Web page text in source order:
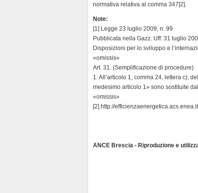
normativa relativa al comma 347[2].
Note:
[1] Legge 23 luglio 2009, n. 99
Pubblicata nella Gazz. Uff. 31 luglio
Disposizioni per lo sviluppo e
«omissis»
Art. 31. (Semplificazione di procedure)
1. All’articolo 1, comma 24, lettera c),
medesimo articolo 1» sono sostituite
«omissis»
[2] http://
ANCE Brescia - Riproduzione e